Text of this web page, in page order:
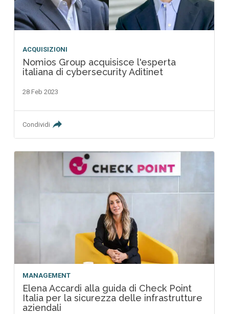
ACQUISIZIONI
Nomios Group acquisisce l'esperta
italiana di cybersecurity Aditinet
28 Feb 2023
Condividi
MANAGEMENT
Elena Accardi alla guida di Check Point
Italia per la sicurezza delle infrastrutture
aziendali